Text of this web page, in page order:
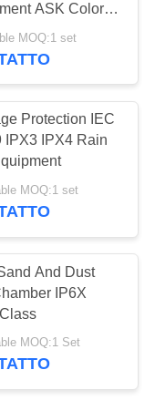
aria
27
di
ASK Color
Screen Controller
MOQ:1 set
Protection IEC
IPX3 IPX4 Rain
MOQ:1 set
And Dust
IP6X
MOQ:1 Set